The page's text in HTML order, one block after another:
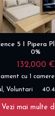
5 I Pipera
0%
132,000 €
cu 1
Voluntari
Vezi mai multe